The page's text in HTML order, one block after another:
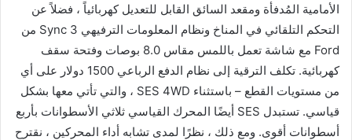
الأمامية المُدفأة ومقعد السائق القابل للتعديل كهربائياً ، فضلاً عن
التحكم التلقائي في المناخ ونظام المعلومات الترفيهي Sync 3 من
Ford مع شاشة تعمل باللمس مقاس 8.0 بوصات وفتحة سقف
كهربائية. تكلف الترقية إلى نظام الدفع الرباعي 1500 دولار على أي
من مستويات القطع – باستثناء SES 4WD ، والتي تأتي معها بشكل
قياسي. تستبدل SES أيضًا المحرك القياسي ثلاثي الأسطوانات بأربع
أسطوانات أقوى. ومع ذلك ، نظرًا لمدى تشابه أداء المحركين ، نقترح